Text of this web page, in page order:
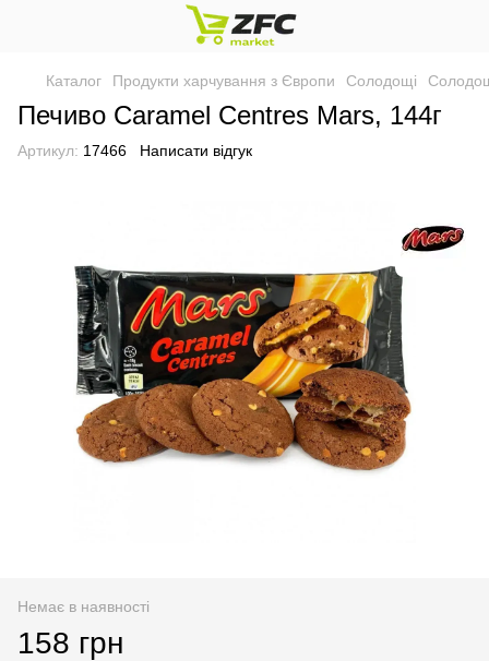
Каталог Продукти харчування з Європи Солодощі
Печиво Caramel Centres Mars, 144г
Артикул: 17466 Написати відгук
Немає в наявності
158 грн